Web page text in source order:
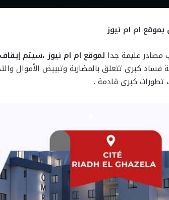
ام ام نيوز
عليمة جدا لموقع ام ام نيوز ،سيتم إيقاف 3 رجال أعمال معروفين ووجه رياضي بارز
فساد كبرى تتعلق بالمضاربة وتبييض الأموال
تطورات كبرى قادمة .